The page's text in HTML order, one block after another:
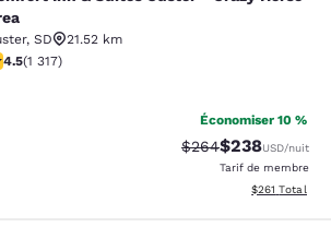
, SD
21.52 km
étoiles. Excellent. 1317 commentaires
4.5(1 317)
Économiser 10 %
Tarif barré :
$264Tarif réduit :
$238USD/nuit
Tarif de membre
Afficher les
$261 Total